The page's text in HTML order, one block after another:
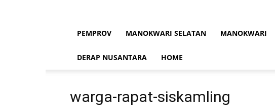
PEMPROV MANOKWARI SELATAN MANOKWARI
DERAP NUSANTARA HOME
warga-rapat-siskamling